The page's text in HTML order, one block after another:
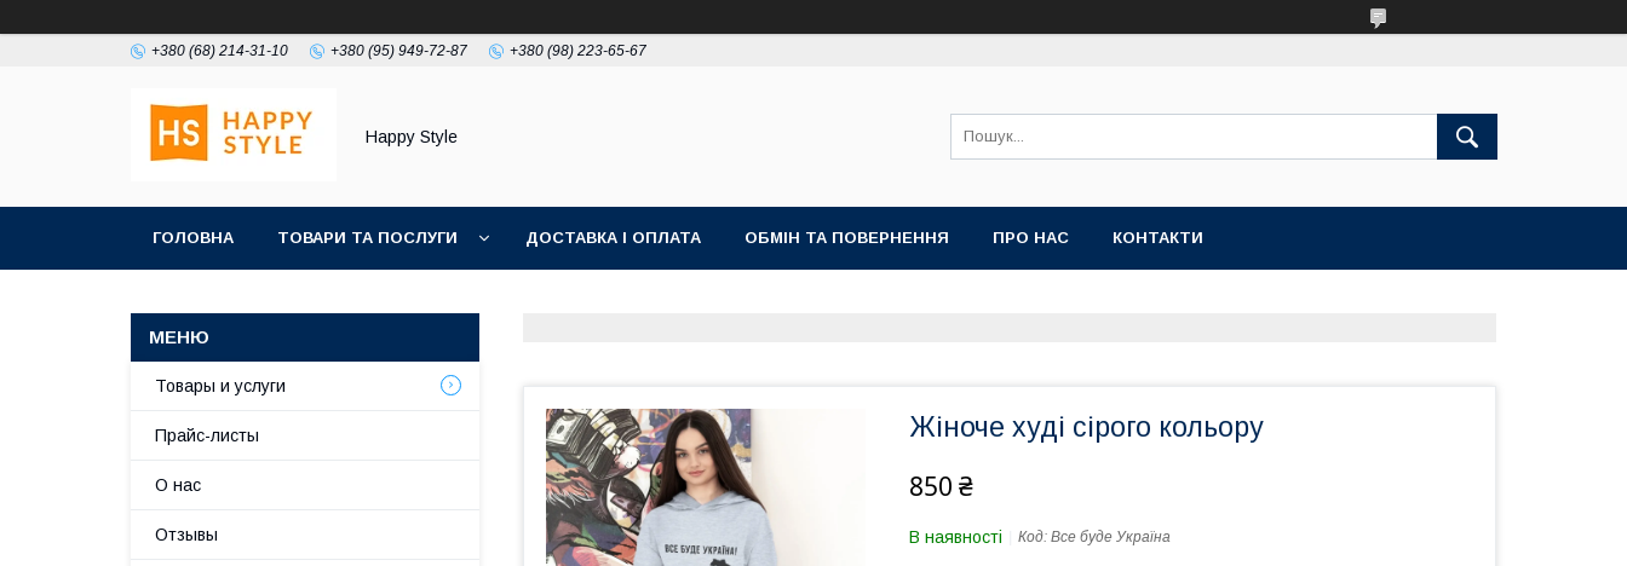
+380 (68) 214-31-10 +380 (95) 949-72-87 +380 (98) 223-65-67
Happy Style
ГОЛОВНА ТОВАРИ ТА ПОСЛУГИ ДОСТАВКА І ОПЛАТА ОБМІН ТА ПОВЕРНЕННЯ ПРО НАС КОНТАКТИ
Жіноче худі сірого кольору
850 ₴
В наявності Код: Все буде Україна
Товары и услуги
Прайс-листы
О нас
Отзывы